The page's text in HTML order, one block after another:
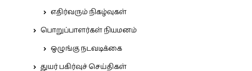
எதிர்வரும் நிகழ்வுகள்
பொறுப்பாளர்கள் நியமனம்
ஒழுங்கு நடவடிக்கை
துயர் பகிர்வுச் செய்திகள்